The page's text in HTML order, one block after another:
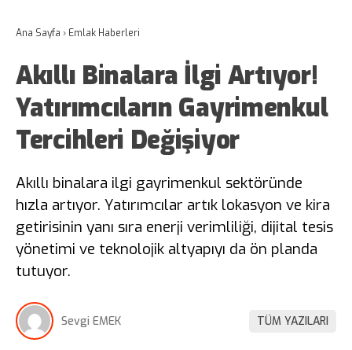
Ana Sayfa › Emlak Haberleri
Akıllı Binalara İlgi Artıyor!
Yatırımcıların Gayrimenkul
Tercihleri Değişiyor
Akıllı binalara ilgi gayrimenkul sektöründe
hızla artıyor. Yatırımcılar artık lokasyon ve kira
getirisinin yanı sıra enerji verimliliği, dijital tesis
yönetimi ve teknolojik altyapıyı da ön planda
tutuyor.
Sevgi EMEK TÜM YAZILARI